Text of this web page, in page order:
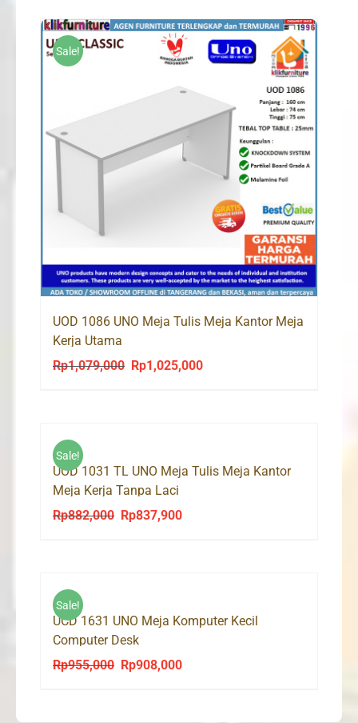
Sale!
UOD 1086 UNO Meja Tulis Meja Kantor Meja
Kerja Utama
Rp1,079,000
Original
Rp1,025,000Current
Sale!
UOD 1031 TL UNO Meja Tulis Meja Kantor
Meja Kerja Tanpa Laci
Rp882,000
Original
Rp837,900Current
Sale!
UCD 1631 UNO Meja Komputer Kecil
Computer Desk
Rp955,000
Original
Rp908,000Current